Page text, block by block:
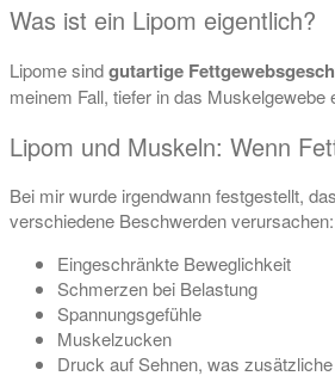
Was ist ein Lipom eigentlich?
Lipome sindgutartige
meinem Fall, tiefer in das
Lipom und Muskeln: Wenn
Bei mir wurde irgendwann festgestellt,
verschiedene Beschwerden verursachen:
Eingeschränkte Beweglichkeit
Schmerzen bei Belastung
Spannungsgefühle
Muskelzucken
Druck auf Sehnen, was